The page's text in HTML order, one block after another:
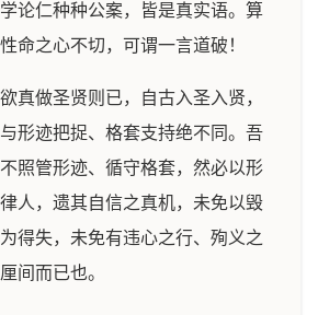
论仁种种公案，皆是真实语。算
命之心不切，可谓一言道破！
真做圣贤则已，自古入圣入贤，
形迹把捉、格套支持绝不同。吾
照管形迹、循守格套，然必以形
人，遗其自信之真机，未免以毁
得失，未免有违心之行、殉义之
间而已也。